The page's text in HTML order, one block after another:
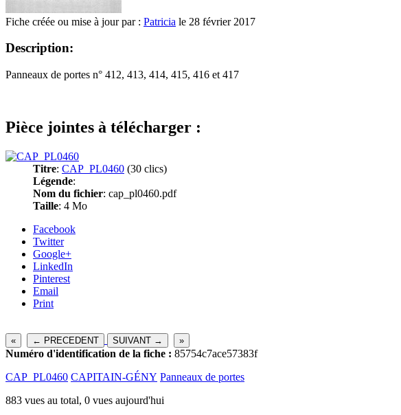
Fiche créée ou mise à jour par : Patricia le 28 février 2017
Description:
Panneaux de portes n° 412, 413, 414, 415, 416 et 417
Pièce jointes à télécharger :
Titre: CAP_PL0460 (30 clics)
Légende:
Nom du fichier: cap_pl0460.pdf
Taille: 4 Mo
Facebook
Twitter
Google+
LinkedIn
Pinterest
Email
Print
« ← PRECEDENT SUIVANT → »
Numéro d'identification de la fiche : 85754c7ace57383f
CAP_PL0460 CAPITAIN-GÉNY Panneaux de portes
883 vues au total, 0 vues aujourd'hui